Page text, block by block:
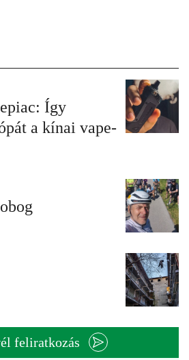
Így
a kínai vape-
feliratkozás